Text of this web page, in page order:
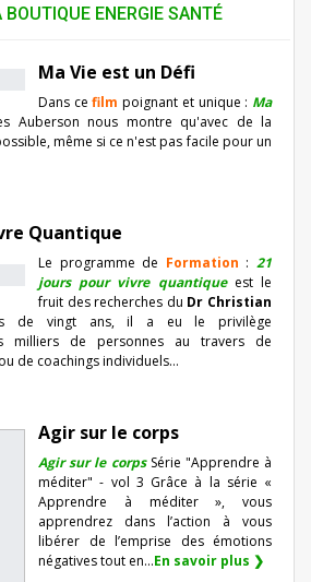
ENERGIE SANTÉ
Ma Vie est un Défi
Dans cefilm poignant et unique : Ma
Auberson nous montre qu'avec de la
même si ce n'est pas facile pour un
Quantique
Le programme de Formation :21
jours pour vivre quantiqueest le
fruit des recherches du Dr Christian
de vingt ans, il a eu le privilège
milliers de personnes au travers de
de coachings individuels…
Agir sur le corps
Agir sur le corpsSérie "Apprendre à
méditer" - vol 3 Grâce à la série «
Apprendre à méditer », vous
apprendrez dans l’action à vous
libérer de l’emprise des émotions
négatives tout en...En savoir plus ❯